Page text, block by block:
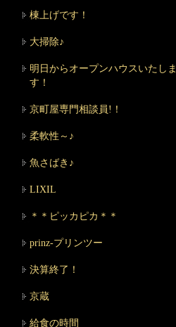
棟上げです！
大掃除♪
明日からオープンハウスいたしま
す！
京町屋専門相談員!！
柔軟性～♪
魚さばき♪
LIXIL
＊＊ピッカピカ＊＊
prinz-プリンツー
決算終了！
京蔵
給食の時間